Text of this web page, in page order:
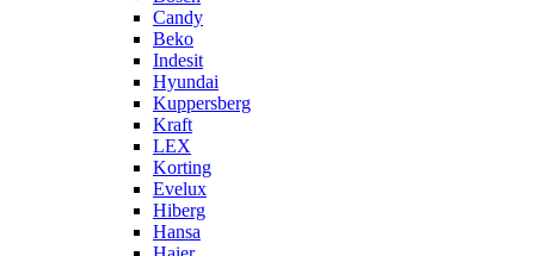
Candy
Beko
Indesit
Hyundai
Kuppersberg
Kraft
LEX
Korting
Evelux
Hiberg
Hansa